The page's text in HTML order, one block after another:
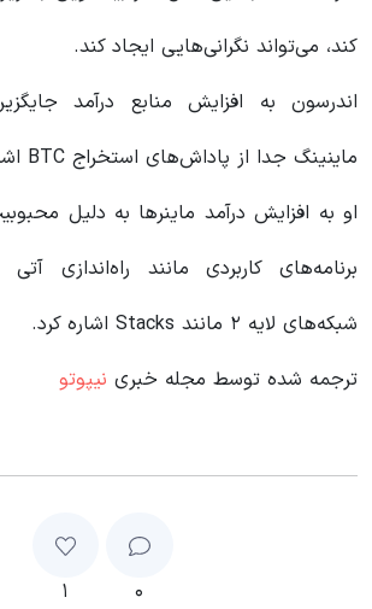
کند، می‌تواند نگرانی‌هایی ایجاد کند.
اندرسون به افزایش منابع درآمد
ماینینگ جدا از پاداش‌های استخراج BTC اشاره کرد.
او به افزایش درآمد ماینرها به دلیل
شبکه‌های لایه ۲ مانند Stacks اشاره کرد.
ترجمه شده توسط مجله خبری نیپوتو
۰ ۱